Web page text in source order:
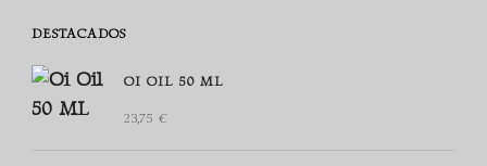
DESTACADOS
OI OIL 50 ML
23,75 €